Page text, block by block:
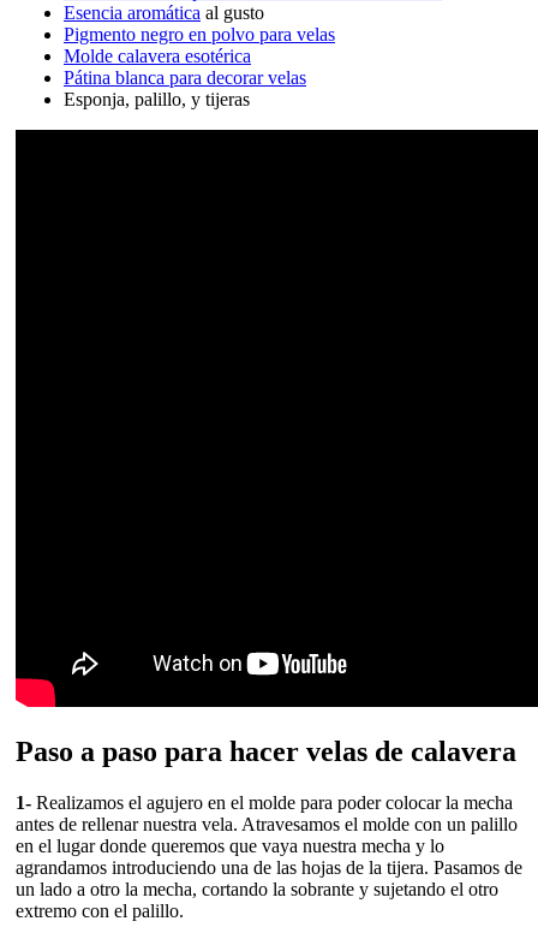
Esencia aromática al gusto
Pigmento negro en polvo para velas
Molde calavera esotérica
Pátina blanca para decorar velas
Esponja, palillo, y tijeras
Paso a paso para hacer velas de calavera
1- Realizamos el agujero en el molde para poder colocar la mecha
antes de rellenar nuestra vela. Atravesamos el molde con un palillo
en el lugar donde queremos que vaya nuestra mecha y lo
agrandamos introduciendo una de las hojas de la tijera. Pasamos de
un lado a otro la mecha, cortando la sobrante y sujetando el otro
extremo con el palillo.